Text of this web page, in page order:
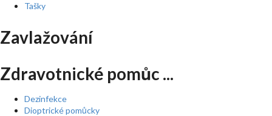
Tašky
Zavlažování
Zdravotnické pomůc ...
Dezinfekce
Dioptrické pomůcky